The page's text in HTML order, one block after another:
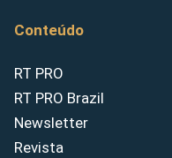
Conteúdo
RT PRO
RT PRO Brazil
Newsletter
Revista